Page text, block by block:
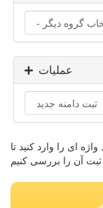
عملیات
ای را وارد کنید تا